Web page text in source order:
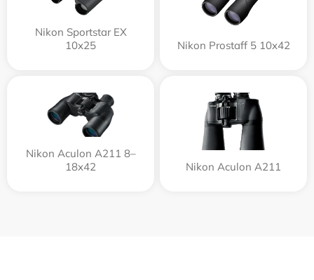
Nikon Sportstar EX
10x25
Nikon Prostaff 5 10x42
Nikon Aculon A211 8–
18x42
Nikon Aculon A211